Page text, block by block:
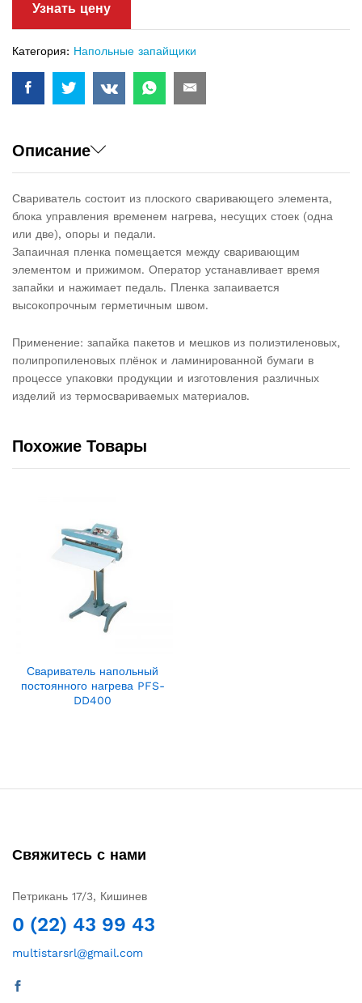
Узнать цену
Категория: Напольные запайщики
Описание
Свариватель состоит из плоского сваривающего элемента,
блока управления временем нагрева, несущих стоек (одна
или две), опоры и педали.
Запаичная пленка помещается между сваривающим
элементом и прижимом. Оператор устанавливает время
запайки и нажимает педаль. Пленка запаивается
высокопрочным герметичным швом.
Применение: запайка пакетов и мешков из полиэтиленовых,
полипропиленовых плёнок и ламинированной бумаги в
процессе упаковки продукции и изготовления различных
изделий из термосвариваемых материалов.
Похожие Товары
Свариватель напольный
постоянного нагрева PFS-
DD400
Свяжитесь с нами
Петрикань 17/3, Кишинев
0 (22) 43 99 43
multistarsrl@gmail.com